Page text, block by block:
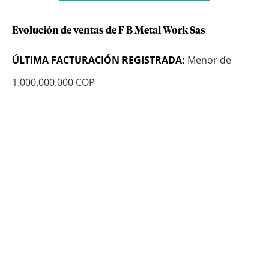
Evolución de ventas de F B Metal Work Sas
ÚLTIMA FACTURACIÓN REGISTRADA: Menor de
1.000.000.000 COP